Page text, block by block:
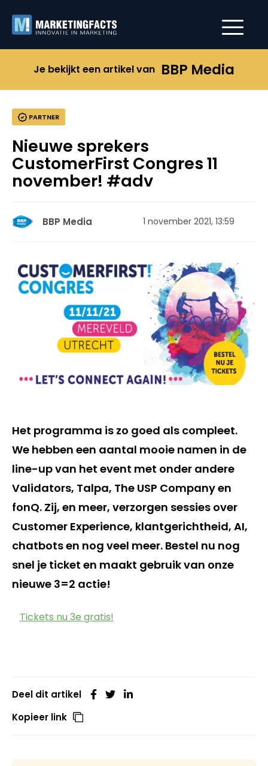
Je bekijkt een artikel van BBP Media
PARTNER
Nieuwe sprekers
CustomerFirst Congres 11
november! #adv
BBP Media 1 november 2021, 13:59
Het programma is zo goed als compleet.
We hebben een aantal mooie namen in de
line-up van het event met onder andere
Validators, Talpa, The USP Company en
fonQ. Zij, en meer, verzorgen sessies over
Customer Experience, klantgerichtheid, AI,
chatbots en nog veel meer. Bestel nu nog
snel je ticket en maakt gebruik van onze
nieuwe 3=2 actie!
Tickets nu 3e gratis!
Deel dit artikel
Kopieer link